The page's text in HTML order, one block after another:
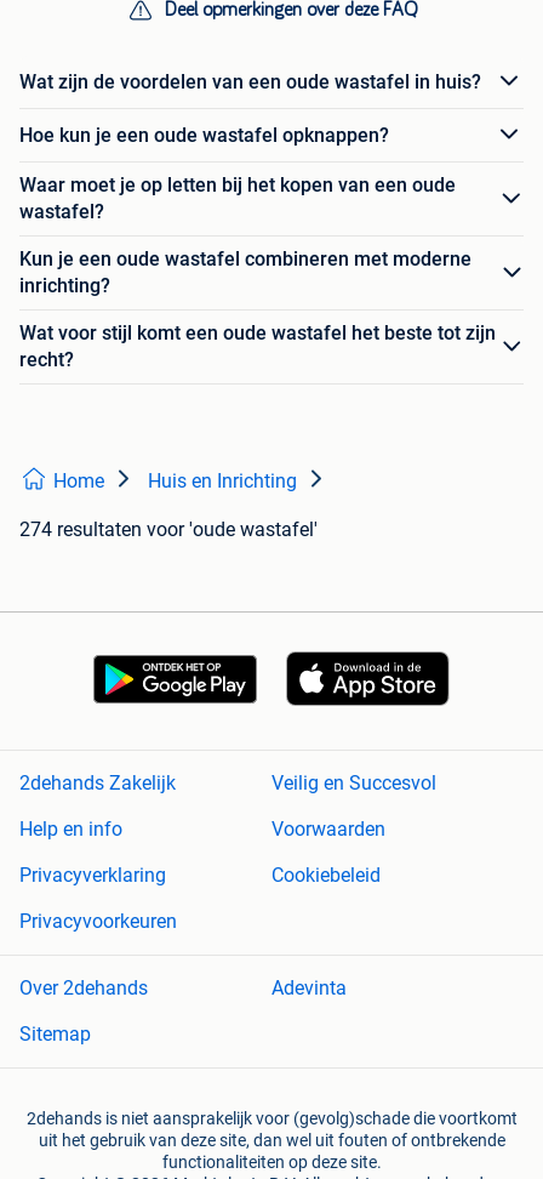
Deel opmerkingen over deze FAQ
Wat zijn de voordelen van een oude wastafel in huis?
Hoe kun je een oude wastafel opknappen?
Waar moet je op letten bij het kopen van een oude
wastafel?
Kun je een oude wastafel combineren met moderne
inrichting?
Wat voor stijl komt een oude wastafel het beste tot zijn
recht?
Home Huis en Inrichting
274 resultaten voor 'oude wastafel'
2dehands Zakelijk
Veilig en Succesvol
Help en info
Voorwaarden
Privacyverklaring
Cookiebeleid
Privacyvoorkeuren
Over 2dehands
Adevinta
Sitemap
2dehands is niet aansprakelijk voor (gevolg)schade die voortkomt
uit het gebruik van deze site, dan wel uit fouten of ontbrekende
functionaliteiten op deze site.